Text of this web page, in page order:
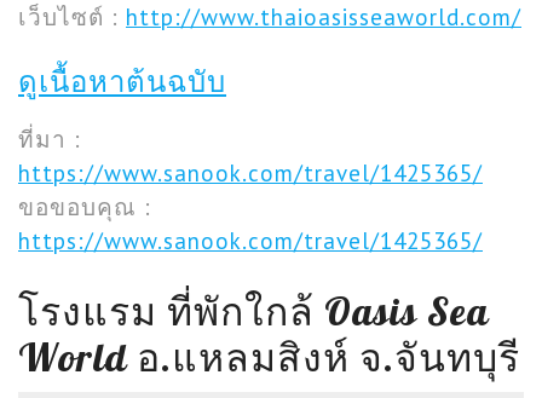
เว็บไซต์ : http://www.thaioasisseaworld.com/
ดูเนื้อหาต้นฉบับ
ที่มา :
https://www.sanook.com/travel/1425365/
ขอขอบคุณ :
https://www.sanook.com/travel/1425365/
โรงแรม ที่พักใกล้ Oasis Sea
World อ.แหลมสิงห์ จ.จันทบุรี